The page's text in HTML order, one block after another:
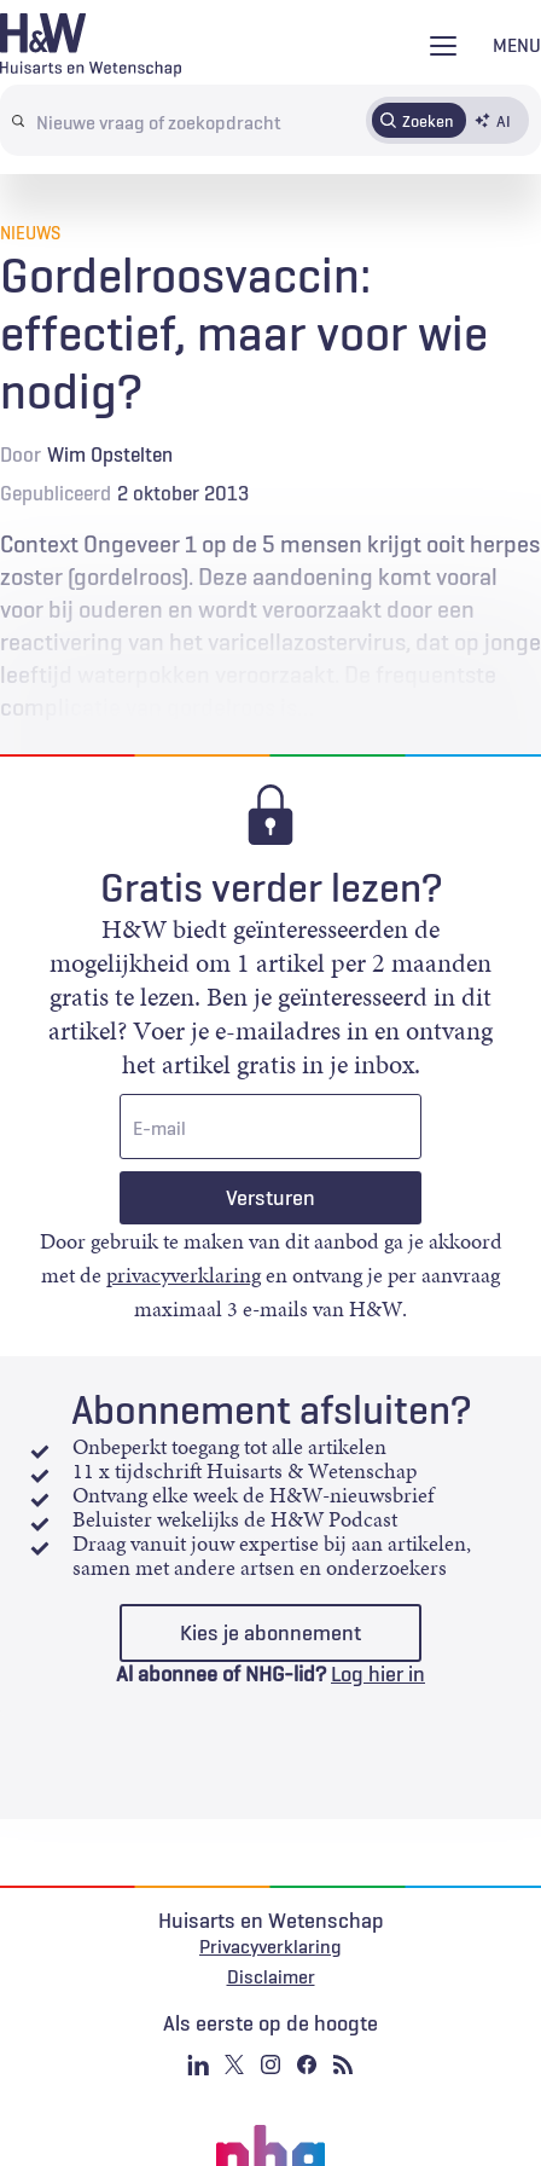
Overslaan
en
de
MENU
Search
terms
Zoeken AI
AbonnerenTijdschrift Inloggen
NIEUWS
Gordelroosvaccin:
effectief, maar voor wie
nodig?
Door Wim Opstelten
Gepubliceerd 2 oktober 2013
Context Ongeveer 1 op de 5 mensen krijgt ooit herpes
zoster (gordelroos). Deze aandoening komt vooral
voor bij ouderen en wordt veroorzaakt door een
reactivering van het varicellazostervirus, dat op jonge
leeftijd waterpokken veroorzaakt. De frequentste
complicatie van gordelroos is…
Gratis verder lezen?
H&W biedt geïnteresseerden de
mogelijkheid om 1 artikel per 2 maanden
gratis te lezen. Ben je geïnteresseerd in dit
artikel? Voer je e-mailadres in en ontvang
het artikel gratis in je inbox.
Door gebruik te maken van dit aanbod ga je akkoord
met deprivacyverklaringen ontvang je per aanvraag
maximaal 3 e-mails van H&W.
Abonnement afsluiten?
Onbeperkt toegang tot alle artikelen
11 x tijdschrift Huisarts & Wetenschap
Ontvang elke week de H&W-nieuwsbrief
Beluister wekelijks de H&W Podcast
Draag vanuit jouw expertise bij aan artikelen,
samen met andere artsen en onderzoekers
Kies je abonnement
Al abonnee of NHG-lid? Log hier in
Huisarts en Wetenschap
Privacyverklaring
Voet
Disclaimer
Als eerste op de hoogte